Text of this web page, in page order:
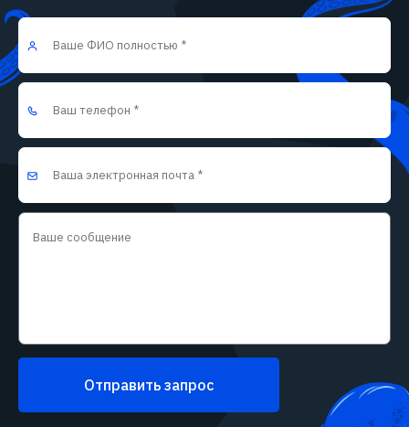
Отправить запрос